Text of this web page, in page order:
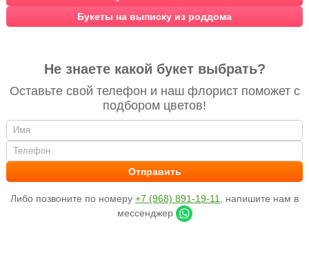
Букеты на выписку из роддома
Не знаете какой букет выбрать?
Оставьте свой телефон и наш флорист поможет с
подбором цветов!
Либо позвоните по номеру +7 (968) 891-19-11
, напишите нам в
мессенджер